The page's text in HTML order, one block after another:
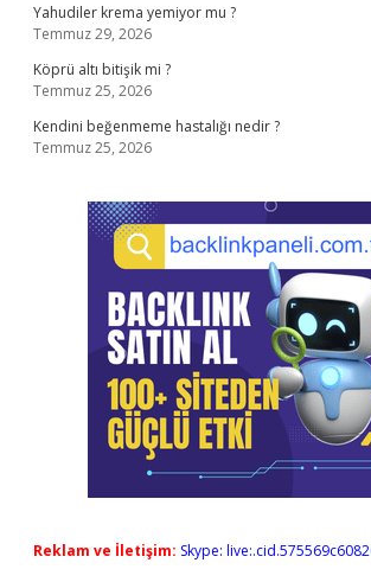
Yahudiler krema yemiyor mu ?
Temmuz 29, 2026
Köprü altı bitişik mi ?
Temmuz 25, 2026
Kendini beğenmeme hastalığı nedir ?
Temmuz 25, 2026
Reklam ve İletişim: Skype: